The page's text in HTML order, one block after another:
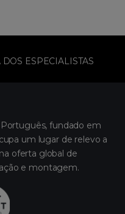
ESPECIALISTAS
fundado em
um lugar de relevo a
oferta global de
e montagem.